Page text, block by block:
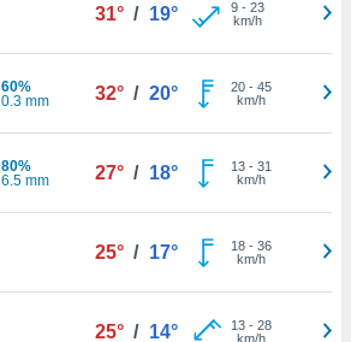
31° / 19° 9- 23
km/h
60%
0.3 mm
32° / 20° 20- 45
km/h
80%
6.5 mm
27° / 18° 13- 31
km/h
25° / 17° 18- 36
km/h
25° / 14° 13- 28
km/h